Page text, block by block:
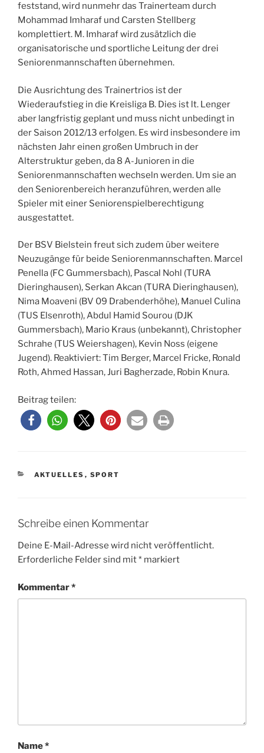
feststand, wird nunmehr das Trainerteam durch
Mohammad Imharaf und Carsten Stellberg
komplettiert. M. Imharaf wird zusätzlich die
organisatorische und sportliche Leitung der drei
Seniorenmannschaften übernehmen.
Die Ausrichtung des Trainertrios ist der
Wiederaufstieg in die Kreisliga B. Dies ist lt. Lenger
aber langfristig geplant und muss nicht unbedingt in
der Saison 2012/13 erfolgen. Es wird insbesondere im
nächsten Jahr einen großen Umbruch in der
Alterstruktur geben, da 8 A-Junioren in die
Seniorenmannschaften wechseln werden. Um sie an
den Seniorenbereich heranzuführen, werden alle
Spieler mit einer Seniorenspielberechtigung
ausgestattet.
Der BSV Bielstein freut sich zudem über weitere
Neuzugänge für beide Seniorenmannschaften. Marcel
Penella (FC Gummersbach), Pascal Nohl (TURA
Dieringhausen), Serkan Akcan (TURA Dieringhausen),
Nima Moaveni (BV 09 Drabenderhöhe), Manuel Culina
(TUS Elsenroth), Abdul Hamid Sourou (DJK
Gummersbach), Mario Kraus (unbekannt), Christopher
Schrahe (TUS Weiershagen), Kevin Noss (eigene
Jugend). Reaktiviert: Tim Berger, Marcel Fricke, Ronald
Roth, Ahmed Hassan, Juri Bagherzade, Robin Knura.
Beitrag teilen:
KATEGORIEN
AKTUELLES , SPORT
Schreibe einen Kommentar
Deine E-Mail-Adresse wird nicht veröffentlicht.
Erforderliche Felder sind mit* markiert
Kommentar*
Name*